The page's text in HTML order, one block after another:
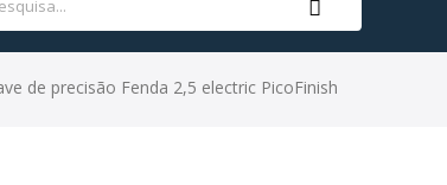
de precisão Fenda 2,5 electric PicoFinish